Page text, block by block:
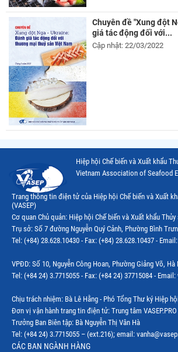
Chuyên đề "Xung đột
giá tác động đối với...
Cập nhật: 22/03/2022
Hiệp hội Chế biến và Xuất khẩu
Vietnam Association of Seafood
Trang thông tin điện tử của Hiệp hội Chế biến và Xuất
(VASEP)
Cơ quan Chủ quản: Hiệp hội Chế biến và Xuất khẩu
Trụ sở: Số 7 đường Nguyễn Quý Cảnh, Phường Bình
Tel: (+84) 28.628.10430 - Fax: (+84) 28.628.10437 -
VPĐD: Số 10, Nguyễn Công Hoan, Phường Giảng Võ, Hà
Tel: (+84 24) 3.7715055 - Fax: (+84 24) 37715084 -
Chịu trách nhiệm: Bà Lê Hằng - Phó Tổng Thư ký Hiệp hội
Đơn vị vận hành trang tin điện tử: Trung tâm VASEP.PRO
Trưởng Ban Biên tập: Bà Nguyễn Thị Vân Hà
Tel: (+84 24) 3.7715055 – (ext.216); email:
CÁC BAN NGÀNH HÀNG